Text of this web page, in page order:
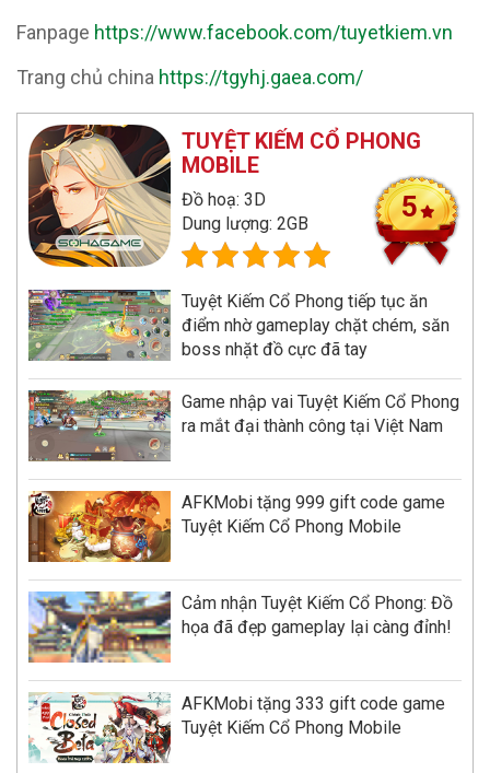
Fanpage https://www.facebook.com/tuyetkiem.vn
Trang chủ china https://tgyhj.gaea.com/
TUYỆT KIẾM CỔ PHONG
MOBILE
Đồ hoạ: 3D
Dung lượng: 2GB
5
Tuyệt Kiếm Cổ Phong tiếp tục ăn
điểm nhờ gameplay chặt chém, săn
boss nhặt đồ cực đã tay
Game nhập vai Tuyệt Kiếm Cổ Phong
ra mắt đại thành công tại Việt Nam
AFKMobi tặng 999 gift code game
Tuyệt Kiếm Cổ Phong Mobile
Cảm nhận Tuyệt Kiếm Cổ Phong: Đồ
họa đã đẹp gameplay lại càng đỉnh!
AFKMobi tặng 333 gift code game
Tuyệt Kiếm Cổ Phong Mobile